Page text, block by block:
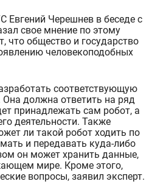
Евгений Черешневв беседе с
свое мнение по этому
что обществои государство
человекоподобных
отать соответствующую
Она должна ответить на ряд
принадлежать сам робот, а
деятельности. Также
ли такой робот ходить по
и передавать куда-либо
он может хранить данные,
мире. Кроме этого,
вопросы, заявил эксперт.